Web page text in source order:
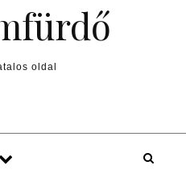
oldal